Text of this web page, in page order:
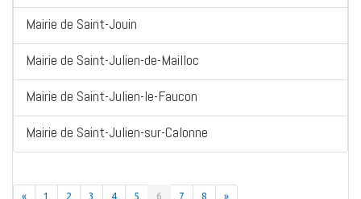
Mairie de Saint-Jouin
Mairie de Saint-Julien-de-Mailloc
Mairie de Saint-Julien-le-Faucon
Mairie de Saint-Julien-sur-Calonne
« 1 2 3 4 5 6 7 8 »